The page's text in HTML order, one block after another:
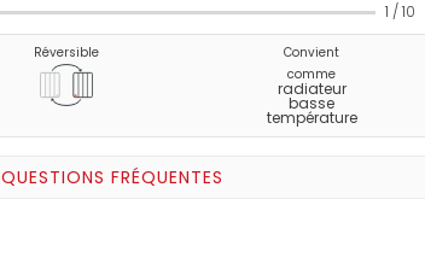
1 /10
Réversible
Convient
comme
radiateur
basse
température
QUESTIONS FRÉQUENTES